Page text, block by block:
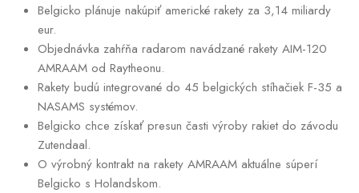
Belgicko plánuje nakúpiť americké rakety za 3,14 miliardy
eur.
Objednávka zahŕňa radarom navádzané rakety AIM-120
AMRAAM od Raytheonu.
Rakety budú integrované do 45 belgických stíhačiek F-35 a
NASAMS systémov.
Belgicko chce získať presun časti výroby rakiet do závodu
Zutendaal.
O výrobný kontrakt na rakety AMRAAM aktuálne súperí
Belgicko s Holandskom.